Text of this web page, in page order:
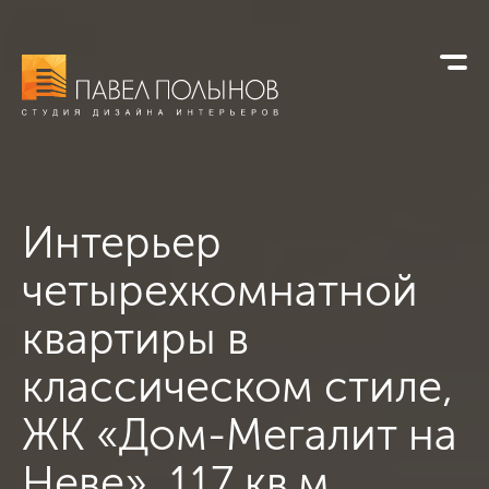
Интерьер
четырехкомнатной
квартиры в
классическом стиле,
ЖК «Дом-Мегалит на